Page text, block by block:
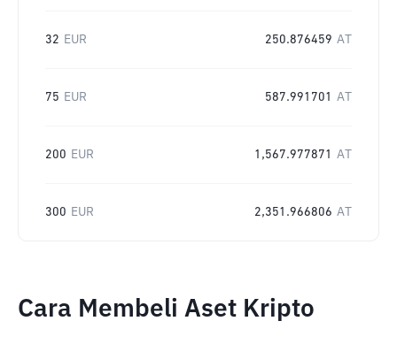
32 EUR 250.876459 AT
75 EUR 587.991701 AT
200 EUR 1,567.977871 AT
300 EUR 2,351.966806 AT
Cara Membeli Aset Kripto